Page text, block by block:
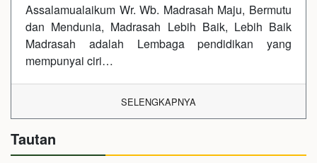
Assalamualaikum Wr. Wb. Madrasah Maju, Bermutu
dan Mendunia, Madrasah Lebih Baik, Lebih Baik
Madrasah adalah Lembaga pendidikan yang
mempunyai ciri…
SELENGKAPNYA
Tautan